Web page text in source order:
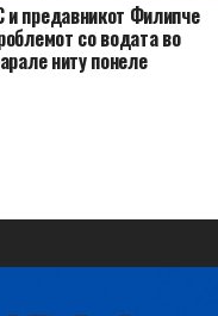
предавникот Филипче
со водата во
ниту понеле